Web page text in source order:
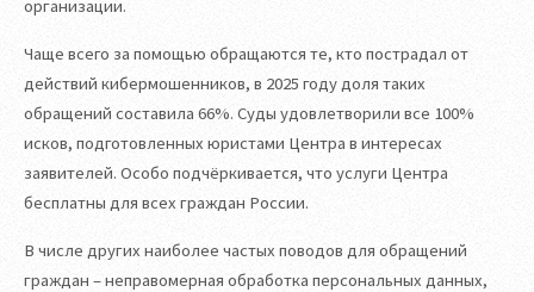
организации.
Чаще всего за помощью обращаются те, кто пострадал от
действий кибермошенников, в 2025 году доля таких
обращений составила 66%. Суды удовлетворили все 100%
исков, подготовленных юристами Центра в интересах
заявителей. Особо подчёркивается, что услуги Центра
бесплатны для всех граждан России.
В числе других наиболее частых поводов для обращений
граждан – неправомерная обработка персональных данных,